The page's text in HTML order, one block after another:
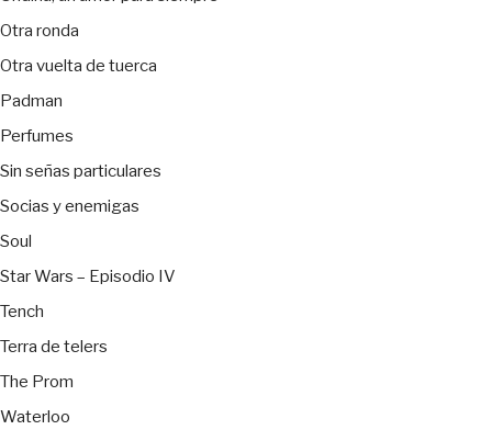
Otra ronda
Otra vuelta de tuerca
Padman
Perfumes
Sin señas particulares
Socias y enemigas
Soul
Star Wars – Episodio IV
Tench
Terra de telers
The Prom
Waterloo